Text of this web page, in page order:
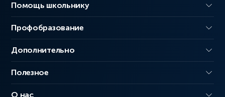
Помощь школьнику
Профобразование
Дополнительно
Полезное
О нас